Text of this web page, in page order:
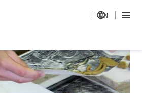
EN
M
n
M
n